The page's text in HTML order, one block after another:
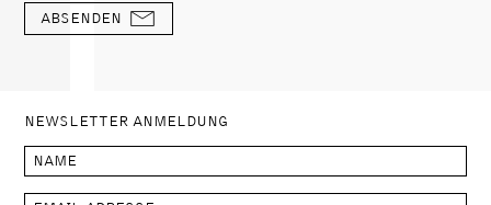
ABSENDEN
NEWSLETTER ANMELDUNG